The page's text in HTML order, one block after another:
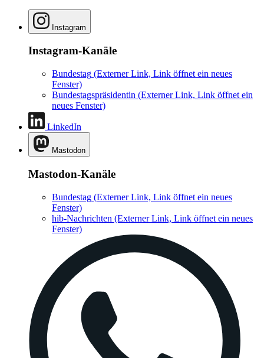
Instagram
Instagram-Kanäle
Bundestag (Externer Link, Link öffnet ein neues
Fenster)
Bundestagspräsidentin (Externer Link, Link öffnet ein
neues Fenster)
LinkedIn
Mastodon
Mastodon-Kanäle
Bundestag (Externer Link, Link öffnet ein neues
Fenster)
hib-Nachrichten (Externer Link, Link öffnet ein neues
Fenster)